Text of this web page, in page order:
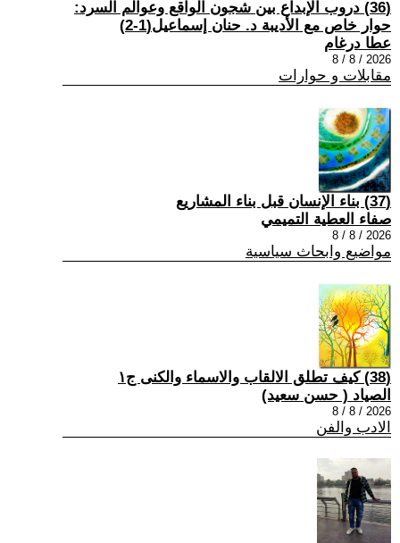
(36) دروب الإبداع بين شجون الواقع وعوالم السرد:
حوار خاص مع الأديبة د. حنان إسماعيل(1-2)
عطا درغام
2026 / 8 / 8
مقابلات و حوارات
(37) بناء الإنسان قبل بناء المشاريع
صفاء العطية التميمي
2026 / 8 / 8
مواضيع وابحاث سياسية
(38) كيف تطلق الالقاب والاسماء والكنى ج١
الصياد ‏( حسن سعيد‏)
2026 / 8 / 8
الادب والفن